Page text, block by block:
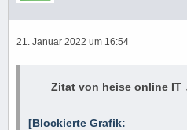
21. Januar 2022 um 16:54
Zitat von heise online IT
[Blockierte Grafik: